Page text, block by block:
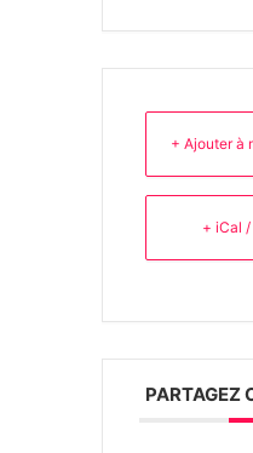
+ Ajouter à
+ iCal
PARTAGEZ